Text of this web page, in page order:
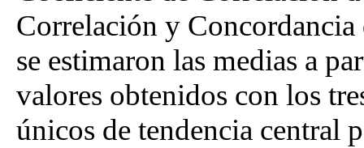
Correlación y
se estimaron las medias a
valores obtenidos con los
únicos de tendencia central